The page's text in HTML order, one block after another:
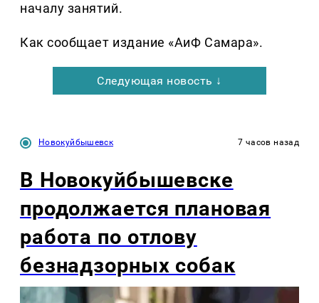
началу занятий.
Как сообщает издание «АиФ Самара».
Следующая новость ↓
Новокуйбышевск 7 часов назад
В Новокуйбышевске
продолжается плановая
работа по отлову
безнадзорных собак